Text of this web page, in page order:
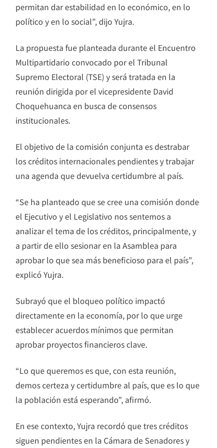
permitan dar estabilidad en lo económico, en lo
político y en lo social”, dijo Yujra.
La propuesta fue planteada durante el Encuentro
Multipartidario convocado por el Tribunal
Supremo Electoral (TSE) y será tratada en la
reunión dirigida por el vicepresidente David
Choquehuanca en busca de consensos
institucionales.
El objetivo de la comisión conjunta es destrabar
los créditos internacionales pendientes y trabajar
una agenda que devuelva certidumbre al país.
“Se ha planteado que se cree una comisión donde
el Ejecutivo y el Legislativo nos sentemos a
analizar el tema de los créditos, principalmente, y
a partir de ello sesionar en la Asamblea para
aprobar lo que sea más beneficioso para el país”,
explicó Yujra.
Subrayó que el bloqueo político impactó
directamente en la economía, por lo que urge
establecer acuerdos mínimos que permitan
aprobar proyectos financieros clave.
“Lo que queremos es que, con esta reunión,
demos certeza y certidumbre al país, que es lo que
la población está esperando”, afirmó.
En ese contexto, Yujra recordó que tres créditos
siguen pendientes en la Cámara de Senadores y